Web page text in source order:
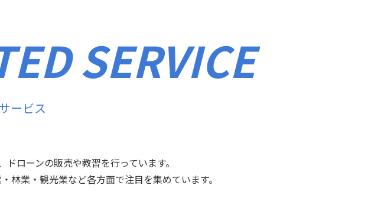
SERVICE
ービス
ローンの販売や教習を行っています。
林業・観光業など各方面で注目を集めています。